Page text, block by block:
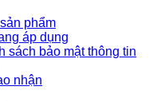
phẩm
áp dụng
sách bảo mật thông tin
nhận